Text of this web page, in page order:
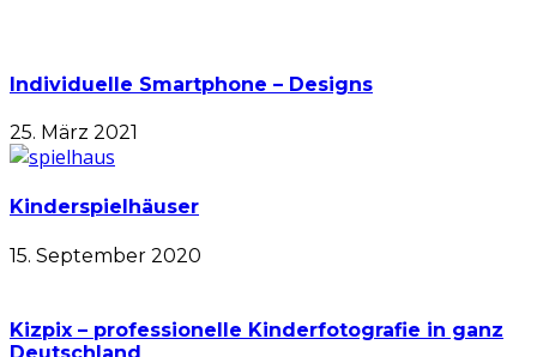
Individuelle Smartphone – Designs
25. März 2021
Kinderspielhäuser
15. September 2020
Kizpix – professionelle Kinderfotografie in ganz